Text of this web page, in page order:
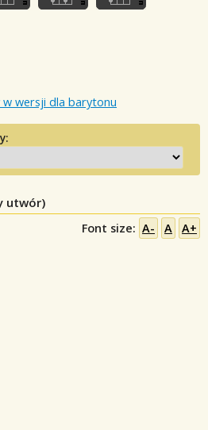
wersji dla barytonu
utwór)
Font size: A- A A+